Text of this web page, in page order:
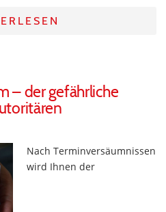
– der gefährliche
Nach Terminversäumnissen
wird Ihnen der